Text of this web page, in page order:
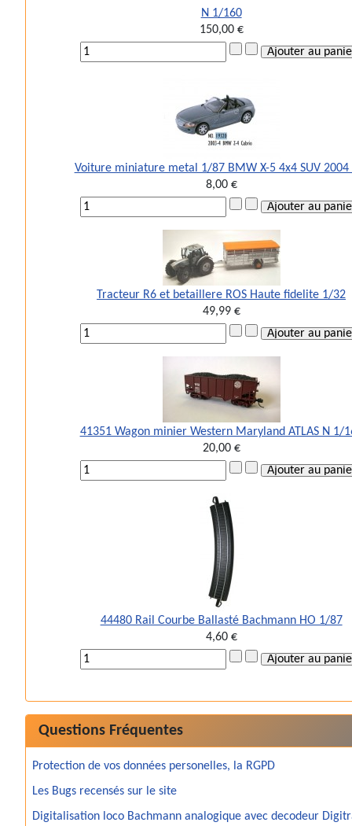
N 1/160
150,00 €
Voiture miniature metal 1/87 BMW X-5 4x4 SUV 2004
8,00 €
Tracteur R6 et betaillere ROS Haute fidelite 1/32
49,99 €
41351 Wagon minier Western Maryland ATLAS N 1/
20,00 €
44480 Rail Courbe Ballasté Bachmann HO 1/87
4,60 €
Questions Fréquentes
Protection de vos données personelles, la RGPD
Les Bugs recensés sur le site
Digitalisation loco Bachmann analogique avec decodeur